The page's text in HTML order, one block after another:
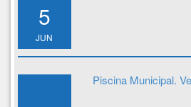
5
JUN
Piscina Municipal.